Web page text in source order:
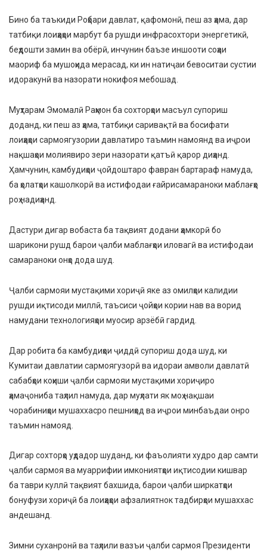
Бино ба таъкиди Роҳбари давлат, қафомонӣ, пеш аз ҳама, дар
татбиқи лоиҳаҳои марбут ба рушди инфрасохтори энергетикӣ,
беҳдошти замин ва обёрӣ, инчунин баъзе иншооти соҳаи
маориф ба мушоҳида мерасад, ки ин натиҷаи бевоситаи сустии
идоракунӣ ва назорати нокифоя мебошад.
Муҳтарам Эмомалӣ Раҳмон ба сохторҳои масъул супориш
доданд, ки пеш аз ҳама, татбиқи саривақтӣ ва босифати
лоиҳаҳои сармоягузории давлатиро таъмин намоянд ва иҷрои
нақшаҳои молиявиро зери назорати қатъӣ қарор диҳанд.
Ҳамчунин, камбудиҳои ҷойдоштаро фавран бартараф намуда,
ба ҳолатҳои кашолкорӣ ва истифодаи ғайрисамараноки маблағҳо
роҳ надиҳанд.
Дастури дигар вобаста ба тақвият додани ҳамкорӣ бо
шарикони рушд барои ҷалби маблағҳои иловагӣ ва истифодаи
самараноки онҳо дода шуд.
Ҷалби сармояи мустақими хориҷӣ яке аз омилҳои калидии
рушди иқтисоди миллӣ, таъсиси ҷойҳои кории нав ва ворид
намудани технологияҳои муосир арзёбӣ гардид.
Дар робита ба камбудиҳои ҷиддӣ супориш дода шуд, ки
Кумитаи давлатии сармоягузорӣ ва идораи амволи давлатӣ
сабабҳои коҳиши ҷалби сармояи мустақими хориҷиро
ҳамаҷониба таҳлил намуда, дар муҳлати як моҳ нақшаи
чорабиниҳои мушаххасро пешниҳод ва иҷрои минбаъдаи онро
таъмин намояд.
Дигар сохторҳо уҳдадор шуданд, ки фаъолияти худро дар самти
ҷалби сармоя ва муаррифии имкониятҳои иқтисодии кишвар
ба таври куллӣ тақвият бахшида, барои ҷалби ширкатҳои
бонуфузи хориҷӣ ба лоиҳаҳои афзалиятнок тадбирҳои мушаххас
андешанд.
Зимни суханронӣ ва таҳлили вазъи ҷалби сармоя Президенти